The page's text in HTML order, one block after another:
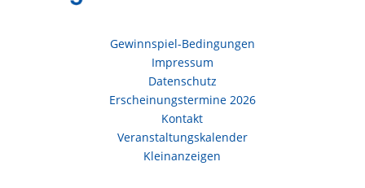
Gewinnspiel-Bedingungen
Impressum
Datenschutz
Erscheinungstermine 2026
Kontakt
Veranstaltungskalender
Kleinanzeigen